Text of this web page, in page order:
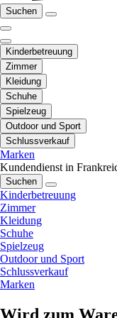
Suchen
Kinderbetreuung
Zimmer
Kleidung
Schuhe
Spielzeug
Outdoor und Sport
Schlussverkauf
Marken
Kundendienst in
Suchen
Kinderbetreuung
Zimmer
Kleidung
Schuhe
Spielzeug
Outdoor und Sport
Schlussverkauf
Marken
Wird zum